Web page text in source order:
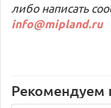
либо написать
info@mipland.ru
Рекомендуем